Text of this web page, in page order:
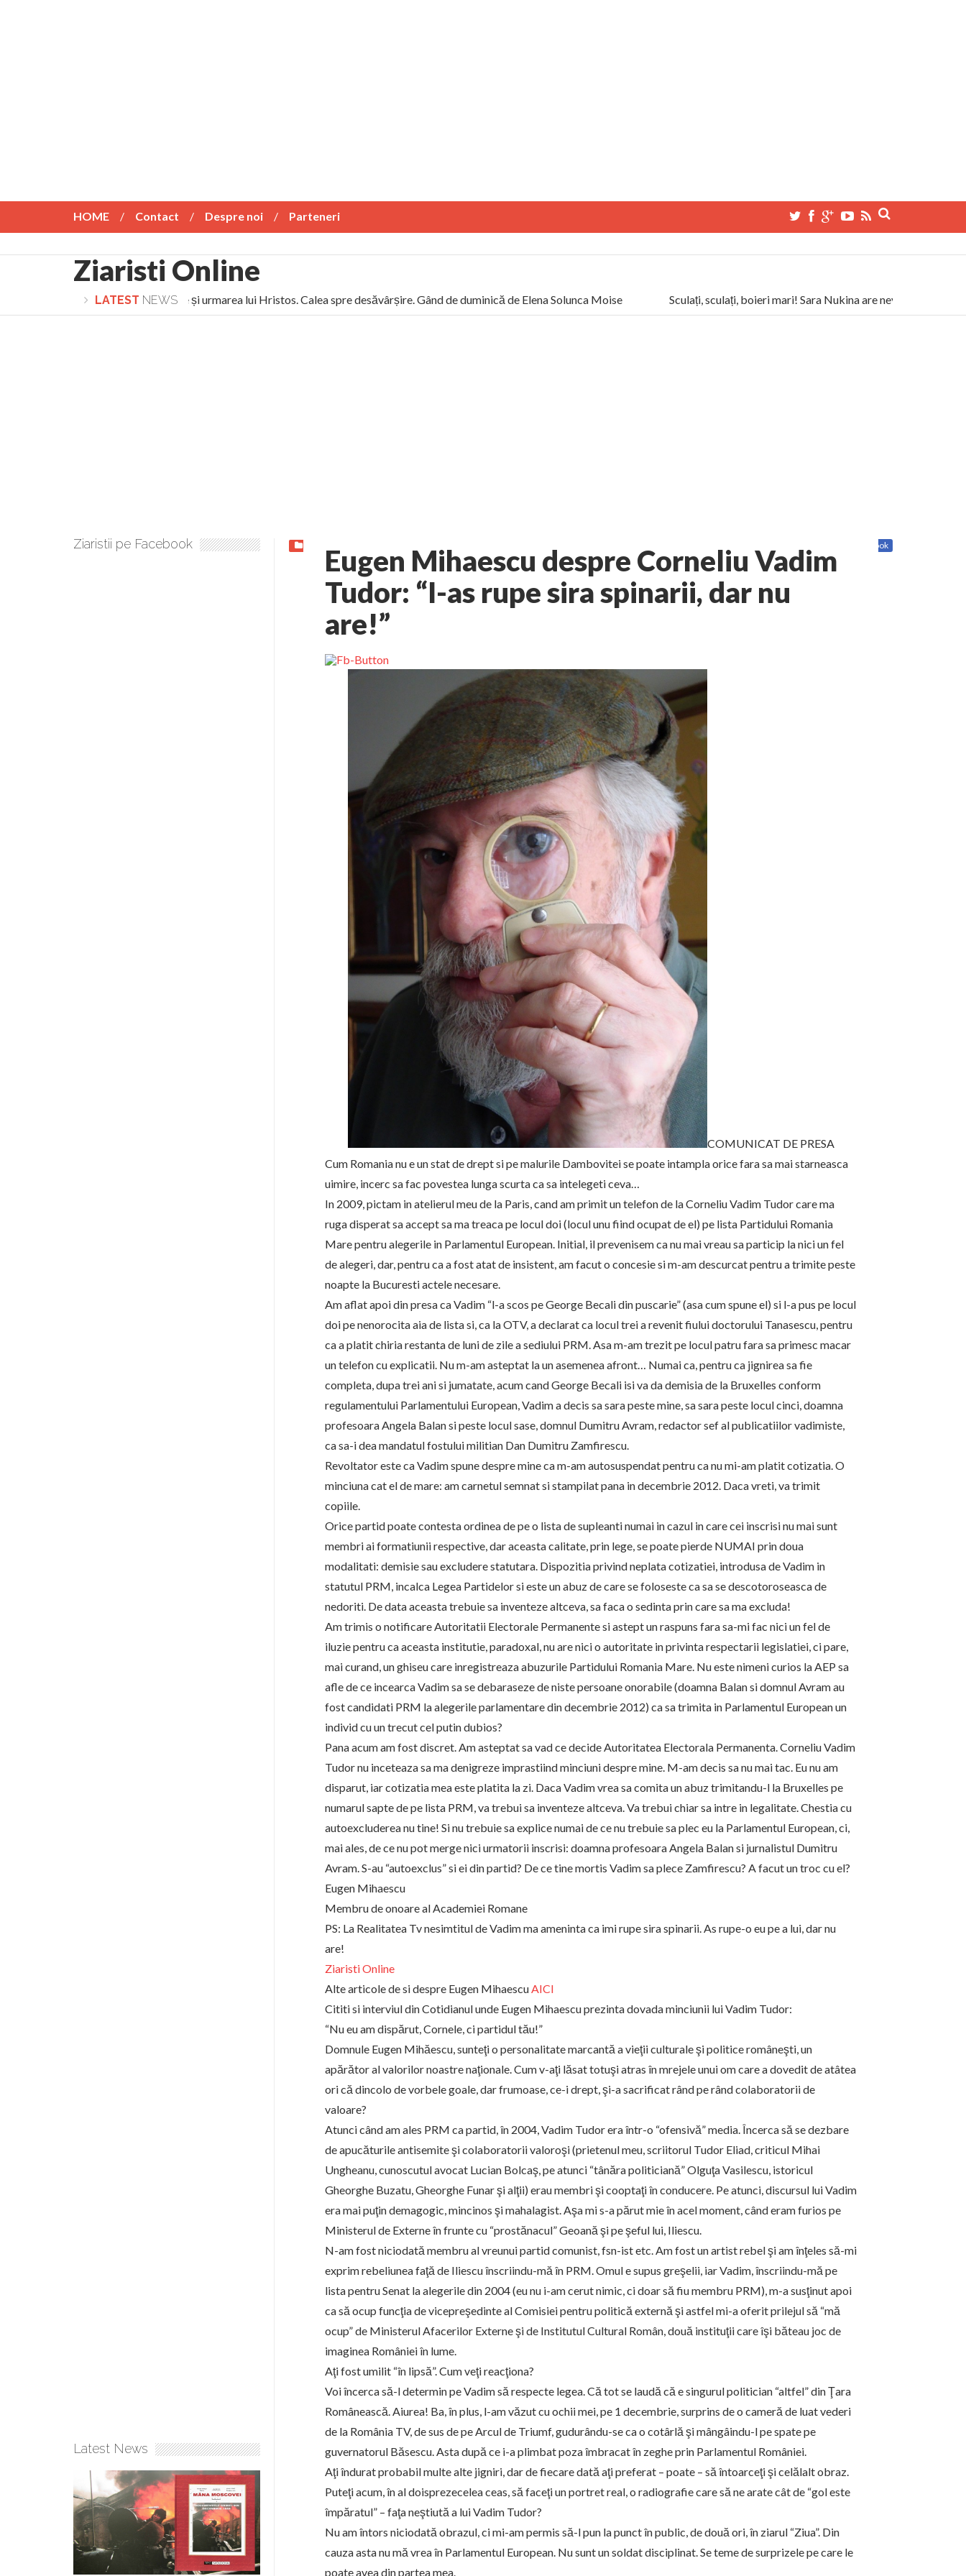
HOME Contact Despre noi Parteneri
Ziaristi Online
LATEST NEWS
Lepădarea de sine și urmarea lui Hristos. Calea spre desăvârșire. Gând de duminică de Elena Solunca Moise
Sculați, sculați, boieri mari! Sara Nukina are nevoie de ajutorul
Turnătorul DIE Lucian Boia înjură din nou poporul român: “românii sunt slavi, nu latini”. Fostul agent ceaușist de la Humanitas militează pentru federalizarea României
Facebook
Eugen Mihaescu despre Corneliu Vadim
Tudor: “I-as rupe sira spinarii, dar nu
are!”
COMUNICAT DE PRESA
Cum Romania nu e un stat de drept si pe malurile Dambovitei se poate intampla orice fara sa mai starneasca
uimire, incerc sa fac povestea lunga scurta ca sa intelegeti ceva…
In 2009, pictam in atelierul meu de la Paris, cand am primit un telefon de la Corneliu Vadim Tudor care ma
ruga disperat sa accept sa ma treaca pe locul doi (locul unu fiind ocupat de el) pe lista Partidului Romania
Mare pentru alegerile in Parlamentul European. Initial, il prevenisem ca nu mai vreau sa particip la nici un fel
de alegeri, dar, pentru ca a fost atat de insistent, am facut o concesie si m-am descurcat pentru a trimite peste
noapte la Bucuresti actele necesare.
Am aflat apoi din presa ca Vadim “l-a scos pe George Becali din puscarie” (asa cum spune el) si l-a pus pe locul
doi pe nenorocita aia de lista si, ca la OTV, a declarat ca locul trei a revenit fiului doctorului Tanasescu, pentru
ca a platit chiria restanta de luni de zile a sediului PRM. Asa m-am trezit pe locul patru fara sa primesc macar
un telefon cu explicatii. Nu m-am asteptat la un asemenea afront… Numai ca, pentru ca jignirea sa fie
completa, dupa trei ani si jumatate, acum cand George Becali isi va da demisia de la Bruxelles conform
regulamentului Parlamentului European, Vadim a decis sa sara peste mine, sa sara peste locul cinci, doamna
profesoara Angela Balan si peste locul sase, domnul Dumitru Avram, redactor sef al publicatiilor vadimiste,
ca sa-i dea mandatul fostului militian Dan Dumitru Zamfirescu.
Revoltator este ca Vadim spune despre mine ca m-am autosuspendat pentru ca nu mi-am platit cotizatia. O
minciuna cat el de mare: am carnetul semnat si stampilat pana in decembrie 2012. Daca vreti, va trimit
copiile.
Orice partid poate contesta ordinea de pe o lista de supleanti numai in cazul in care cei inscrisi nu mai sunt
membri ai formatiunii respective, dar aceasta calitate, prin lege, se poate pierde NUMAI prin doua
modalitati: demisie sau excludere statutara. Dispozitia privind neplata cotizatiei, introdusa de Vadim in
statutul PRM, incalca Legea Partidelor si este un abuz de care se foloseste ca sa se descotoroseasca de
nedoriti. De data aceasta trebuie sa inventeze altceva, sa faca o sedinta prin care sa ma excluda!
Am trimis o notificare Autoritatii Electorale Permanente si astept un raspuns fara sa-mi fac nici un fel de
iluzie pentru ca aceasta institutie, paradoxal, nu are nici o autoritate in privinta respectarii legislatiei, ci pare,
mai curand, un ghiseu care inregistreaza abuzurile Partidului Romania Mare. Nu este nimeni curios la AEP sa
afle de ce incearca Vadim sa se debaraseze de niste persoane onorabile (doamna Balan si domnul Avram au
fost candidati PRM la alegerile parlamentare din decembrie 2012) ca sa trimita in Parlamentul European un
individ cu un trecut cel putin dubios?
Pana acum am fost discret. Am asteptat sa vad ce decide Autoritatea Electorala Permanenta. Corneliu Vadim
Tudor nu inceteaza sa ma denigreze imprastiind minciuni despre mine. M-am decis sa nu mai tac. Eu nu am
disparut, iar cotizatia mea este platita la zi. Daca Vadim vrea sa comita un abuz trimitandu-l la Bruxelles pe
numarul sapte de pe lista PRM, va trebui sa inventeze altceva. Va trebui chiar sa intre in legalitate. Chestia cu
autoexcluderea nu tine! Si nu trebuie sa explice numai de ce nu trebuie sa plec eu la Parlamentul European, ci,
mai ales, de ce nu pot merge nici urmatorii inscrisi: doamna profesoara Angela Balan si jurnalistul Dumitru
Avram. S-au “autoexclus” si ei din partid? De ce tine mortis Vadim sa plece Zamfirescu? A facut un troc cu el?
Eugen Mihaescu
Membru de onoare al Academiei Romane
PS: La Realitatea Tv nesimtitul de Vadim ma ameninta ca imi rupe sira spinarii. As rupe-o eu pe a lui, dar nu
are!
Ziaristi Online
Alte articole de si despre Eugen MihaescuAICI
Cititi si interviul din Cotidianul unde Eugen Mihaescu prezinta dovada minciunii lui Vadim Tudor:
“Nu eu am dispărut, Cornele, ci partidul tău!”
Domnule Eugen Mihăescu, sunteţi o personalitate marcantă a vieţii culturale şi politice româneşti, un
apărător al valorilor noastre naţionale. Cum v-aţi lăsat totuşi atras în mrejele unui om care a dovedit de atâtea
ori că dincolo de vorbele goale, dar frumoase, ce-i drept, şi-a sacrificat rând pe rând colaboratorii de
valoare?
Atunci când am ales PRM ca partid, în 2004, Vadim Tudor era într-o “ofensivă” media. Încerca să se dezbare
de apucăturile antisemite şi colaboratorii valoroşi (prietenul meu, scriitorul Tudor Eliad, criticul Mihai
Ungheanu, cunoscutul avocat Lucian Bolcaş, pe atunci “tânăra politiciană” Olguţa Vasilescu, istoricul
Gheorghe Buzatu, Gheorghe Funar şi alţii) erau membri şi cooptaţi în conducere. Pe atunci, discursul lui Vadim
era mai puţin demagogic, mincinos şi mahalagist. Aşa mi s-a părut mie în acel moment, când eram furios pe
Ministerul de Externe în frunte cu “prostănacul” Geoană şi pe şeful lui, Iliescu.
N-am fost niciodată membru al vreunui partid comunist, fsn-ist etc. Am fost un artist rebel şi am înţeles să-mi
exprim rebeliunea faţă de Iliescu înscriindu-mă în PRM. Omul e supus greşelii, iar Vadim, înscriindu-mă pe
lista pentru Senat la alegerile din 2004 (eu nu i-am cerut nimic, ci doar să fiu membru PRM), m-a susţinut apoi
ca să ocup funcţia de vicepreşedinte al Comisiei pentru politică externă şi astfel mi-a oferit prilejul să “mă
ocup” de Ministerul Afacerilor Externe şi de Institutul Cultural Român, două instituţii care îşi băteau joc de
imaginea României în lume.
Aţi fost umilit “în lipsă”. Cum veţi reacţiona?
Voi încerca să-l determin pe Vadim să respecte legea. Că tot se laudă că e singurul politician “altfel” din Ţara
Românească. Aiurea! Ba, în plus, l-am văzut cu ochii mei, pe 1 decembrie, surprins de o cameră de luat vederi
de la România TV, de sus de pe Arcul de Triumf, gudurându-se ca o cotârlă şi mângâindu-l pe spate pe
guvernatorul Băsescu. Asta după ce i-a plimbat poza îmbracat în zeghe prin Parlamentul României.
Aţi îndurat probabil multe alte jigniri, dar de fiecare dată aţi preferat – poate – să întoarceţi şi celălalt obraz.
Puteţi acum, în al doisprezecelea ceas, să faceţi un portret real, o radiografie care să ne arate cât de “gol este
împăratul” – faţa neştiută a lui Vadim Tudor?
Nu am întors niciodată obrazul, ci mi-am permis să-l pun la punct în public, de două ori, în ziarul “Ziua”. Din
cauza asta nu mă vrea în Parlamentul European. Nu sunt un soldat disciplinat. Se teme de surprizele pe care le
poate avea din partea mea.
Ziaristii pe Facebook
Latest News